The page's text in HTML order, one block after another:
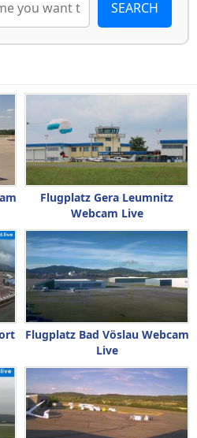
Flugplatz Gera Leumnitz
Webcam Live
Flugplatz Bad Vöslau Webcam
Live